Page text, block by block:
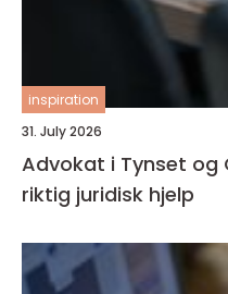
inspiration
31. July 2026
Advokat i Tynset og
riktig juridisk hjelp